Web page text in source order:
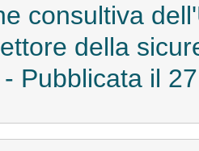
consultiva
della
Pubblicata il